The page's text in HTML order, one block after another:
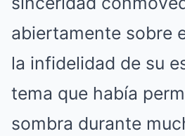
abiertamente sobre
la infidelidad de su
tema que había
sombra durante